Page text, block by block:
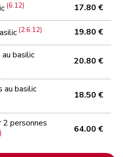
(6.12) 17.80 €
(2.6.12) 19.80 €
basilic
20.80 €
basilic
18.50 €
2 personnes
64.00 €